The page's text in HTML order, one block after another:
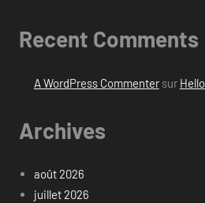
Recent Comments
A WordPress Commentersur
Archives
août 2026
juillet 2026